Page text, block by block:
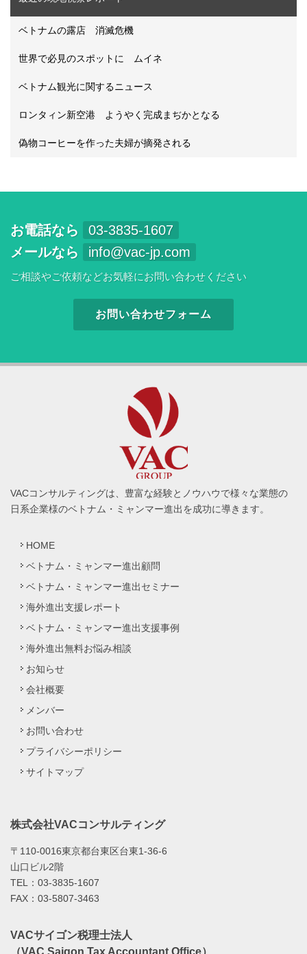
ベトナムの露店 消滅危機
世界で必見のスポットに ムイネ
ベトナム観光に関するニュース
ロンタィン新空港 ようやく完成まぢかとなる
偽物コーヒーを作った夫婦が摘発される
お電話なら
03-3835-1607
メールなら
info@vac-jp.com
ご相談やご依頼などお気軽にお問い合わせください
お問い合わせフォーム
VACコンサルティングは、豊富な経験とノウハウで様々な業態の
日系企業様のベトナム・ミャンマー進出を成功に導きます。
HOME
ベトナム・ミャンマー進出顧問
ベトナム・ミャンマー進出セミナー
海外進出支援レポート
ベトナム・ミャンマー進出支援事例
海外進出無料お悩み相談
お知らせ
会社概要
メンバー
お問い合わせ
プライバシーポリシー
サイトマップ
株式会社VACコンサルティング
〒110-0016東京都台東区台東1-36-6
山口ビル2階
TEL：03-3835-1607
FAX：03-5807-3463
VACサイゴン税理士法人
（VAC Saigon Tax Accountant Office）